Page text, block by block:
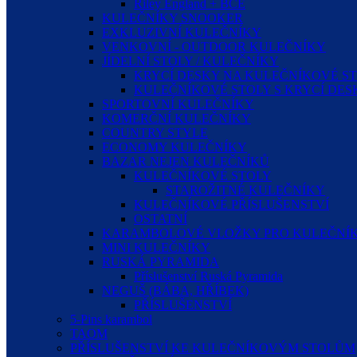
Riley England + BCE
KULEČNÍKY SNOOKER
EXKLUZIVNÍ KULEČNÍKY
VENKOVNÍ - OUTDOOR KULEČNÍKY
JÍDELNÍ STOLY / KULEČNÍKY
KRYCÍ DESKY NA KULEČNÍKOVÉ
KULEČNÍKOVÉ STOLY S KRYCÍ
SPORTOVNÍ KULEČNÍKY
KOMERČNÍ KULEČNÍKY
COUNTRY STYLE
ECONOMY KULEČNÍKY
BAZAR NEJEN KULEČNÍKŮ
KULEČNÍKOVÉ STOLY
STAROŽITNÉ KULEČNÍKY
KULEČNÍKOVÉ PŘÍSLUŠENSTVÍ
OSTATNÍ
KARAMBOLOVÉ VLOŽKY PRO
MINI KULEČNÍKY
RUSKÁ PYRAMIDA
Příslušenství Ruská Pyramida
NEGUŠ (BÁBA, HŘÍBEK)
PŘÍSLUŠENSTVÍ
5-Pins karambol
TAOM
PŘÍSLUŠENSTVÍ KE KULEČNÍKOVÝM STOLŮM